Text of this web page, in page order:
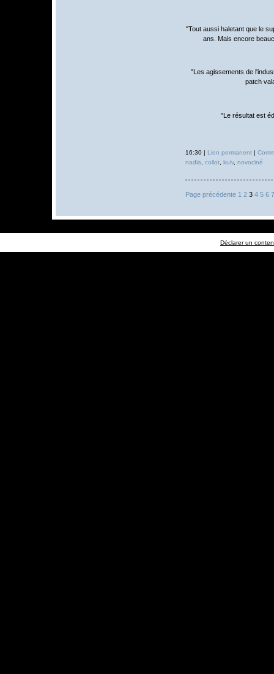
"Tout aussi haletant que le
ans. Mais encore
"Les agissements de
patch
"Le résultat est
16:30 | Lien permanent|
nadia
collot, kuiv, novociné
Page précédente 1 2 3 4 5 6 7
Déclarer un